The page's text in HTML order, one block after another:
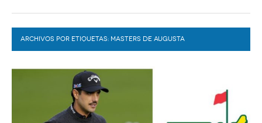
GÓMEZ PALACIO
LERDO
DURANGO
DEPORTES
EL EXACTO
GLOBO
COLABORADORES
ACTUALIDADES GREM
ARCHIVOS POR ETIQUETAS: MASTERS DE AUGUSTA